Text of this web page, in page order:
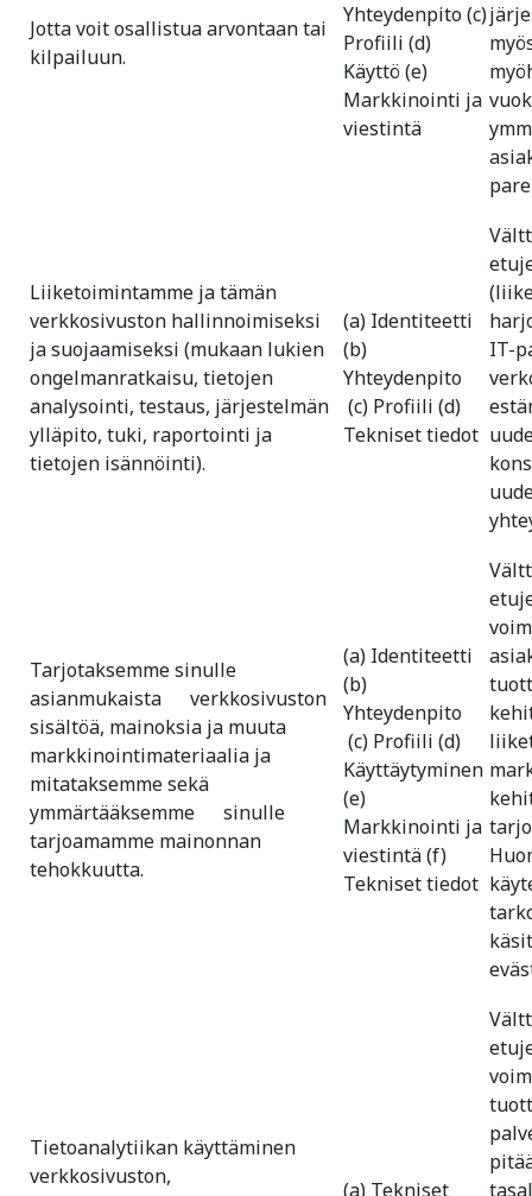
Jotta voit osallistua arvontaan tai
kilpailuun.
Yhteydenpito (c)
Profiili (d)
Käyttö (e)
Markkinointi ja
viestintä
Liiketoimintamme ja tämän
verkkosivuston hallinnoimiseksi
ja suojaamiseksi (mukaan lukien
ongelmanratkaisu, tietojen
analysointi, testaus, järjestelmän
ylläpito, tuki, raportointi ja
tietojen isännöinti).
(a) Identiteetti
(b)
Yhteydenpito
(c) Profiili (d)
Tekniset tiedot
IT-
Tarjotaksemme sinulle
asianmukaista verkkosivuston
sisältöä, mainoksia ja muuta
markkinointimateriaalia ja
mitataksemme sekä
ymmärtääksemme sinulle
tarjoamamme mainonnan
tehokkuutta.
(a) Identiteetti
(b)
Yhteydenpito
(c) Profiili (d)
Käyttäytyminen
(e)
Markkinointi ja
viestintä (f)
Tekniset tiedot
Tietoanalytiikan käyttäminen
verkkosivuston,
(a) Tekniset